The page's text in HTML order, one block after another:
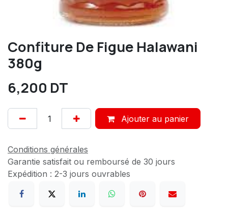
Confiture De Figue Halawani
380g
6,200 DT
Ajouter au panier
Conditions générales
Garantie satisfait ou remboursé de 30 jours
Expédition : 2-3 jours ouvrables